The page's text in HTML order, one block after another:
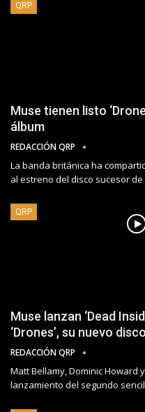
QRP
Muse tienen listo
álbum
REDACCIÓN QRP
La banda británica ha
al estreno del disco sucesor de
QRP
Muse lanzan ‘Dead
‘Drones’, su nuevo disco
REDACCIÓN QRP
Matt Bellamy, Dominic Howard
lanzamiento del segundo